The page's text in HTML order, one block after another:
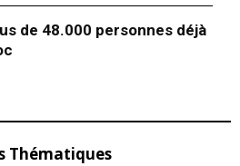
de 48.000 personnes déjà
Thématiques